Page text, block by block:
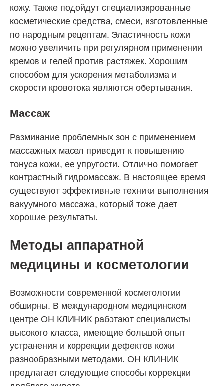
кожу. Также подойдут специализированные
косметические средства, смеси, изготовленные
по народным рецептам. Эластичность кожи
можно увеличить при регулярном применении
кремов и гелей против растяжек. Хорошим
способом для ускорения метаболизма и
скорости кровотока являются обертывания.
Массаж
Разминание проблемных зон с применением
массажных масел приводит к повышению
тонуса кожи, ее упругости. Отлично помогает
контрастный гидромассаж. В настоящее время
существуют эффективные техники выполнения
вакуумного массажа, который тоже дает
хорошие результаты.
Методы аппаратной
медицины и косметологии
Возможности современной косметологии
обширны. В международном медицинском
центре ОН КЛИНИК работают специалисты
высокого класса, имеющие большой опыт
устранения и коррекции дефектов кожи
разнообразными методами. ОН КЛИНИК
предлагает следующие способы коррекции